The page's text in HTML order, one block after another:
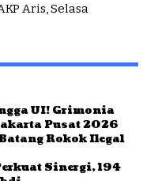
Aris, Selasa
UI! Grimonia
Pusat 2026
Rokok Ilegal
Sinergi, 194